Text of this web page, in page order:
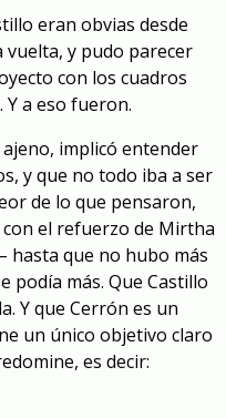
eran obvias desde
vuelta, y pudo parecer
con los cuadros
Y a eso fueron.
implicó entender
y que no todo iba a ser
de lo que pensaron,
el refuerzo de Mirtha
hasta que no hubo más
podía más. Que Castillo
Y que Cerrón es un
un único objetivo claro
es decir: